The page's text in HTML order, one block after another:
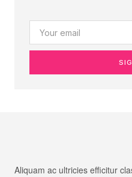
Aliquam ac ultricies efficitur